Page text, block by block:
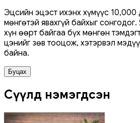
Эцсийн эцэст ихэнх хүмүүс
мөнгөтэй явахгүй байхыг
хүн өөрт байгаа бүх мөнгөн
цэнийг зөв тооцож, хэтэрвэл
байна.
Буцах
Сүүлд нэмэгдсэн